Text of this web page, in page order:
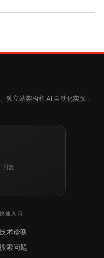
独立站架构和 AI 自动化实践，
回复
快速入口
技术诊断
搜索问题